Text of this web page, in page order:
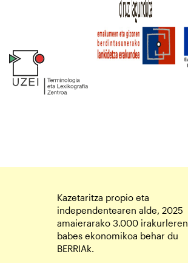
Kazetaritza propio eta
independentearen alde, 2025
amaierarako 3.000 irakurleren
babes ekonomikoa behar du
BERRIAk.